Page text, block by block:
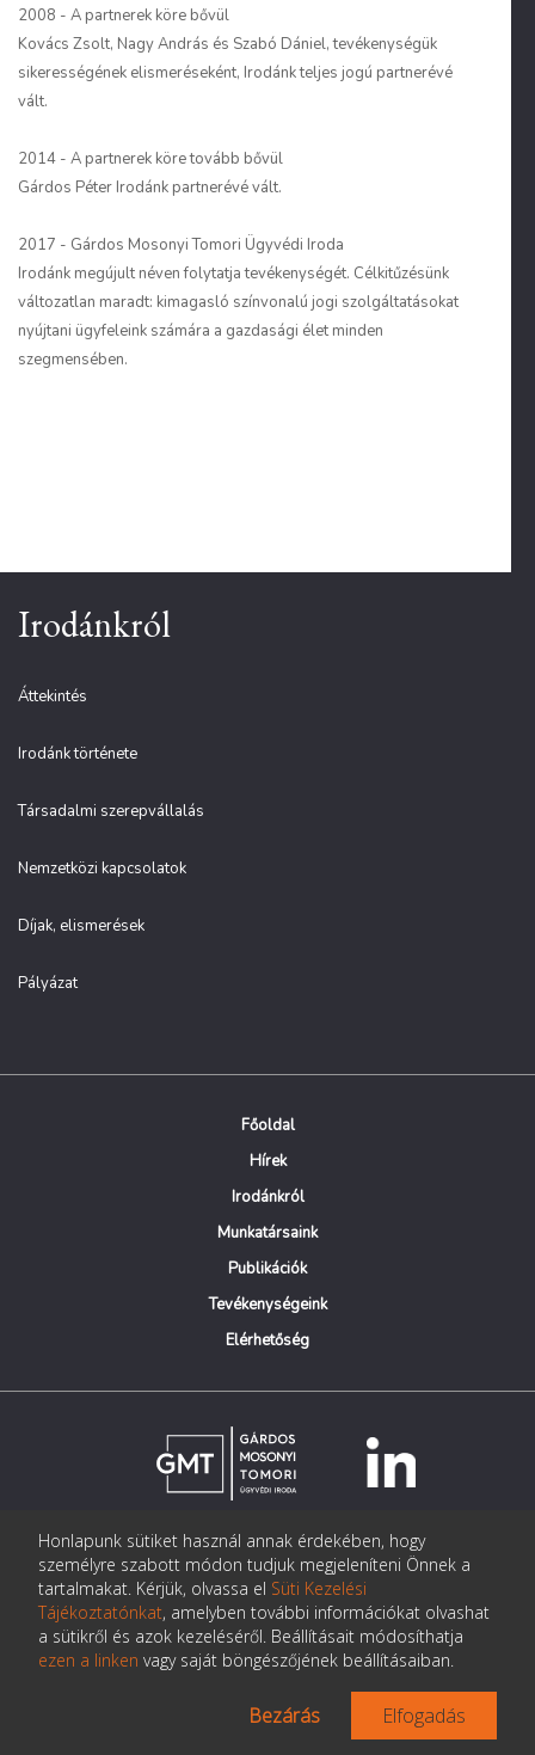
2008 - A partnerek köre bővül
Kovács Zsolt, Nagy András és Szabó Dániel, tevékenységük
sikerességének elismeréseként, Irodánk teljes jogú partnerévé
vált.
2014 - A partnerek köre tovább bővül
Gárdos Péter Irodánk partnerévé vált.
2017 - Gárdos Mosonyi Tomori Ügyvédi Iroda
Irodánk megújult néven folytatja tevékenységét. Célkitűzésünk
változatlan maradt: kimagasló színvonalú jogi szolgáltatásokat
nyújtani ügyfeleink számára a gazdasági élet minden
szegmensében.
Irodánkról
Áttekintés
Irodánk története
Társadalmi szerepvállalás
Nemzetközi kapcsolatok
Díjak, elismerések
Pályázat
Főoldal
Hírek
Irodánkról
Munkatársaink
Publikációk
Tevékenységeink
Elérhetőség
© Copyright Gárdos Mosonyi Tomori Ügyvédi Iroda
postmaster@gmtlegal.hu
Adatkezelési tájékoztató
Az oldalt készítette:Pentacom
Honlapunk sütiket használ annak érdekében, hogy
személyre szabott módon tudjuk megjeleníteni Önnek a
tartalmakat. Kérjük, olvassa el Süti Kezelési
Tájékoztatónkat, amelyben további információkat olvashat
a sütikről és azok kezeléséről. Beállításait módosíthatja
ezen a linken vagy saját böngészőjének beállításaiban.
Bezárás Elfogadás